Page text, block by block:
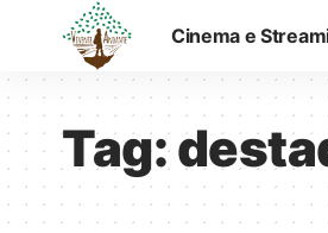
Cinema e
Tag: